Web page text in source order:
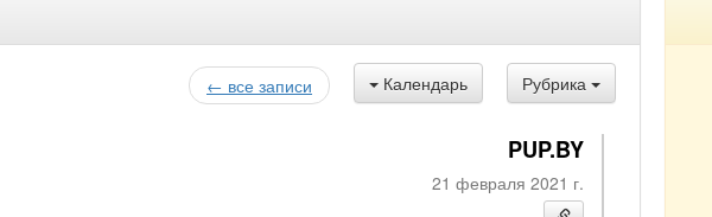
Рубрика
Календарь
← все записи
PUP.BY
21 февраля 2021 г.